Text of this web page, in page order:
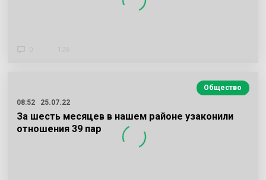
Общество
08:52
25.07.22
За шесть месяцев в нашем районе узаконили
отношения 39 пар